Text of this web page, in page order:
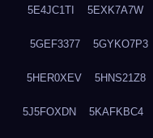
5E4JC1TI 5EXK7A7W
5GEF3377 5GYKO7P3
5HER0XEV 5HNS21Z8
5J5FOXDN 5KAFKBC4